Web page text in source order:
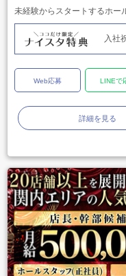
未経験からスタートするホー
入社
Web応募 LINEで
詳細を見る